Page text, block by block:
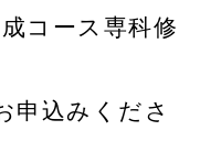
コース専科修
申込みくださ